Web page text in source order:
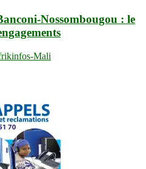
Nossombougou : le
Mali